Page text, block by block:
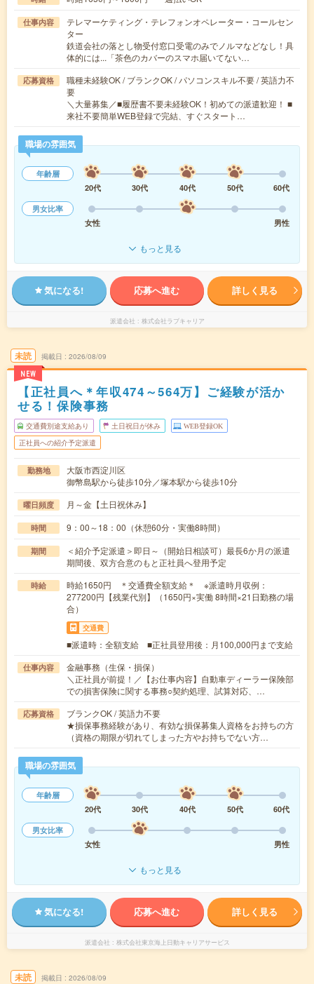
仕事内容
テレマーケティング・テレフォンオペレーター・コールセン
ター
鉄道会社の落とし物受付窓口受電のみでノルマなどなし！具
体的には...「茶色のカバーのスマホ届いてない…
応募資格
職種未経験OK / ブランクOK / パソコンスキル不要 / 英語力不
要
＼大量募集／■履歴書不要未経験OK！初めての派遣歓迎！ ■
来社不要簡単WEB登録で完結、すぐスタート…
職場の雰囲気
年齢層
20代
30代 40代 50代
60代
男女比率
女性
男性
もっと見る
気になる! 応募へ進む 詳しく見る
派遣会社 株式会社ラブキャリア
未読
NEW
掲載日 2026/08/09
【正社員へ＊年収474～564万】ご経験が活か
せる！保険事務
交通費別途支給あり 土日祝日が休み WEB登録OK
正社員への紹介予定派遣
勤務地
大阪市西淀川区
御幣島駅から徒歩10分／塚本駅から徒歩10分
曜日頻度 月～金【土日祝休み】
時間 9：00～18：00（休憩60分・実働8時間）
期間
＜紹介予定派遣＞即日～（開始日相談可）最長6か月の派遣
期間後、双方合意のもと正社員へ登用予定
時給
時給1650円 ＊交通費全額支給＊ ※派遣時月収例：
277200円【残業代別】（1650円×実働 8時間×21日勤務の場
合）
交通費
■派遣時：全額支給 ■正社員登用後：月100,000円まで支給
仕事内容
金融事務（生保・損保）
＼正社員が前提！／【お仕事内容】自動車ディーラー保険部
での損害保険に関する事務○契約処理、試算対応、…
応募資格
ブランクOK / 英語力不要
★損保事務経験があり、有効な損保募集人資格をお持ちの方
（資格の期限が切れてしまった方やお持ちでない方…
職場の雰囲気
年齢層
20代
30代 40代 50代
60代
男女比率
女性
男性
もっと見る
気になる! 応募へ進む 詳しく見る
派遣会社 株式会社東京海上日動キャリアサービス
未読 掲載日 2026/08/09